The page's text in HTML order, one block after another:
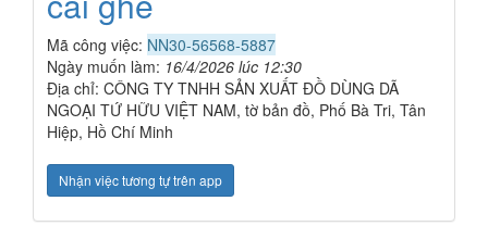
Mã công việc: NN30-56568-5887
Ngày muốn làm: 16/4/2026 lúc 12:30
Địa chỉ: CÔNG TY TNHH SẢN XUẤT ĐỒ DÙNG DÃ
NGOẠI TỨ HỮU VIỆT NAM, tờ bản đồ, Phố Bà Tri, Tân
Hiệp, Hồ Chí Minh
Nhận việc tương tự trên app